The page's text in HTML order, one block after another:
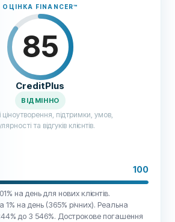
ОЦІНКА FINANCER™
85
CreditPlus
ВІДМІННО
ціноутворення, підтримки, умов,
та відгуків клієнтів.
100
на день для нових клієнтів.
на день (365% річних). Реальна
до 3 546%. Дострокове погашення